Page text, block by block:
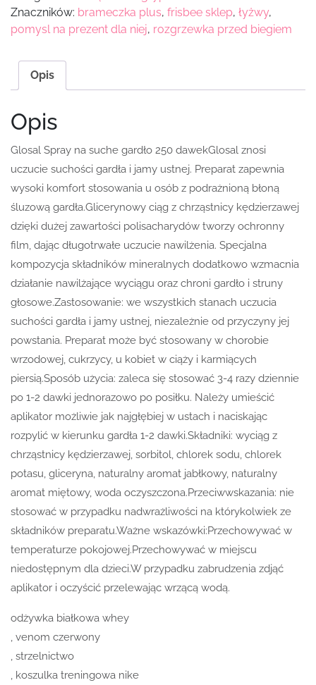
Znaczników: brameczka plus, frisbee sklep, łyżwy,
pomysl na prezent dla niej, rozgrzewka przed biegiem
Opis
Opis
Glosal Spray na suche gardło 250 dawekGlosal znosi
uczucie suchości gardła i jamy ustnej. Preparat zapewnia
wysoki komfort stosowania u osób z podrażnioną błoną
śluzową gardła.Glicerynowy ciąg z chrząstnicy kędzierzawej
dzięki dużej zawartości polisacharydów tworzy ochronny
film, dając długotrwałe uczucie nawilżenia. Specjalna
kompozycja składników mineralnych dodatkowo wzmacnia
działanie nawilżające wyciągu oraz chroni gardło i struny
głosowe.Zastosowanie: we wszystkich stanach uczucia
suchości gardła i jamy ustnej, niezależnie od przyczyny jej
powstania. Preparat może być stosowany w chorobie
wrzodowej, cukrzycy, u kobiet w ciąży i karmiących
piersią.Sposób użycia: zaleca się stosować 3-4 razy dziennie
po 1-2 dawki jednorazowo po posiłku. Należy umieścić
aplikator możliwie jak najgłębiej w ustach i naciskając
rozpylić w kierunku gardła 1-2 dawki.Składniki: wyciąg z
chrząstnicy kędzierzawej, sorbitol, chlorek sodu, chlorek
potasu, gliceryna, naturalny aromat jabłkowy, naturalny
aromat miętowy, woda oczyszczona.Przeciwwskazania: nie
stosować w przypadku nadwrażliwości na którykolwiek ze
składników preparatu.Ważne wskazówki:Przechowywać w
temperaturze pokojowej.Przechowywać w miejscu
niedostępnym dla dzieci.W przypadku zabrudzenia zdjąć
aplikator i oczyścić przelewając wrzącą wodą.
odżywka białkowa whey
, venom czerwony
, strzelnictwo
, koszulka treningowa nike